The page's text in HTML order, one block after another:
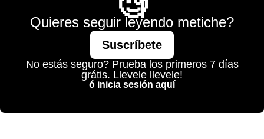
Quieres seguir leyendo metiche?
Suscríbete
No estás seguro? Prueba los primeros 7 días
grátis. Llevele llevele!
ó inicia sesión aquí